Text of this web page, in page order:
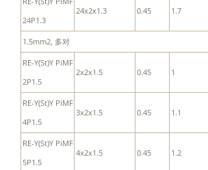
24P1.3
24x2x1.3 0.45 1.7
1.5mm2, 多对
RE-Y(St)Y PiMF
2P1.5
2x2x1.5 0.45 1
RE-Y(St)Y PiMF
4P1.5
3x2x1.5 0.45 1.1
RE-Y(St)Y PiMF
5P1.5
4x2x1.5 0.45 1.2